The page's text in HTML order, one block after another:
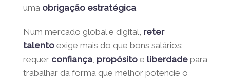
empresas de software, onde a inovação
adaptar-se a esta nova realidade é
umaobrigação estratégica.
Num mercado global e digital, reter